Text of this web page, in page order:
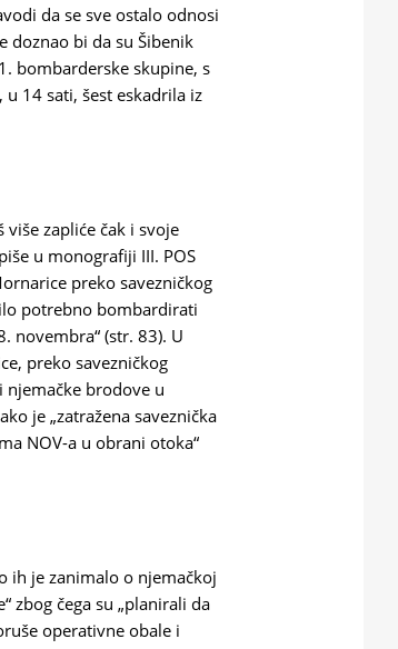
da se sve ostalo odnosi
doznao bi da su Šibenik
bombarderske skupine, s
14 sati, šest eskadrila iz
zapliće čak i svoje
u monografiji III. POS
preko savezničkog
potrebno bombardirati
novembra“ (str. 83). U
preko savezničkog
njemačke brodove u
je „zatražena saveznička
NOV-a u obrani otoka“
ih je zanimalo o njemačkoj
zbog čega su „planirali da
operativne obale i